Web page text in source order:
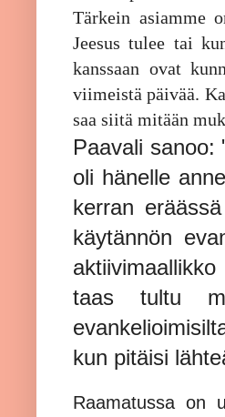
Tärkein asiamme
Jeesus tulee tai
kanssaan ovat
viimeistä päivää.
saa siitä mitään
Paavali sanoo:
oli hänelle
kerran
käytännön
taas tultu
kun pitäisi
Raamatussa on